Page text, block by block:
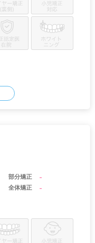
部分矯正 -
全体矯正 -